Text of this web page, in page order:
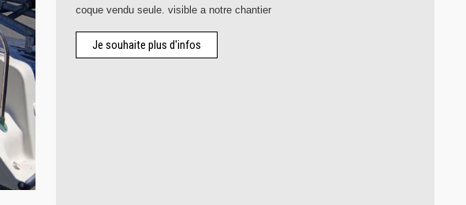
coque vendu seule. visible a notre chantier
Je souhaite plus d'infos